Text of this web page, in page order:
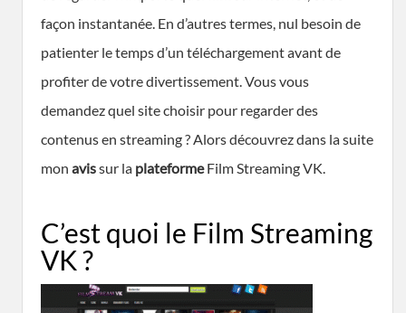
façon instantanée. En d’autres termes, nul besoin de
patienter le temps d’un téléchargement avant de
profiter de votre divertissement. Vous vous
demandez quel site choisir pour regarder des
contenus en streaming ? Alors découvrez dans la suite
mon avissur la plateformeFilm Streaming VK.
C’est quoi le Film Streaming
VK ?